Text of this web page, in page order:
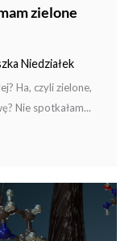
zielone
Niedziałek
Ha, czyli zielone,
Nie spotkałam...